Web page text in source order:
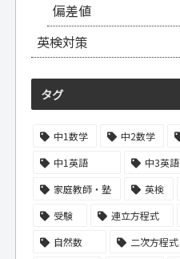
偏差値
英検対策
タグ
中1数学 中2数学
中1英語
中3英語
家庭教師・塾
英検
受験
連立方程式
自然数
二次方程式